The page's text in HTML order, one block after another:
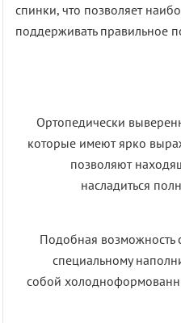
спинки, что позволяет
поддерживать правильное
Ортопедически
которые имеют ярко
позволяют
насладиться
Подобная возможность
специальному
собой